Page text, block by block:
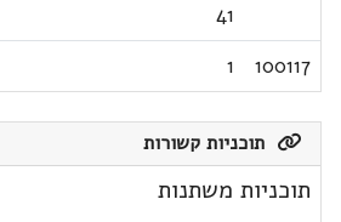
41
100117
1
תוכניות קשורות
תוכניות משתנות